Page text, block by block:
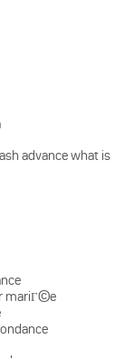
advance what is
mariГ©e